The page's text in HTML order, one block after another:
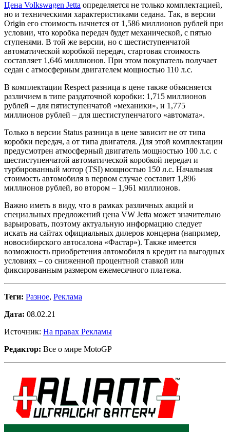
Цена Volkswagen Jetta определяется не только комплектацией,
но и техническими характеристиками седана. Так, в версии
Origin его стоимость начнется от 1,586 миллионов рублей при
условии, что коробка передач будет механической, с пятью
ступенями. В той же версии, но с шестиступенчатой
автоматической коробкой передач, стартовая стоимость
составляет 1,646 миллионов. При этом покупатель получает
седан с атмосферным двигателем мощностью 110 л.с.
В комплектации Respect разница в цене также объясняется
различием в типе раздаточной коробки: 1,715 миллионов
рублей – для пятиступенчатой «механики», и 1,775
миллионов рублей – для шестиступенчатого «автомата».
Только в версии Status разница в цене зависит не от типа
коробки передач, а от типа двигателя. Для этой комплектации
предусмотрен атмосферный двигатель мощностью 100 л.с. с
шестиступенчатой автоматической коробкой передач и
турбированный мотор (TSI) мощностью 150 л.с. Начальная
стоимость автомобиля в первом случае составит 1,896
миллионов рублей, во втором – 1,961 миллионов.
Важно иметь в виду, что в рамках различных акций и
специальных предложений цена VW Jetta может значительно
варьировать, поэтому актуальную информацию следует
искать на сайтах официальных дилеров концерна (например,
новосибирского автосалона «Фастар»). Также имеется
возможность приобретения автомобиля в кредит на выгодных
условиях – со сниженной процентной ставкой или
фиксированным размером ежемесячного платежа.
Теги: Разное, Реклама
Дата: 08.02.21
Источник: На правах Рекламы
Редактор: Все о мире MotoGP